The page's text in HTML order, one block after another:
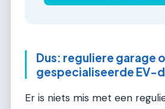
Dus: reguliere garage
gespecialiseerde EV-
Er is niets mis met een